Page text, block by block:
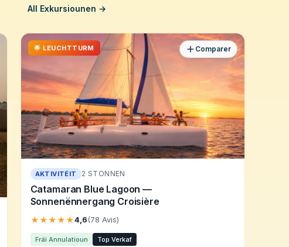
All Exkursiounen →
🌟 LEUCHTTURM
AKTIVITÉIT 2 STONNEN
Catamaran Blue Lagoon —
Sonnenënnergang Croisière
★★★★★4,6(78 Avis)
Fräi Annulatioun Top Verkaf
Comparer